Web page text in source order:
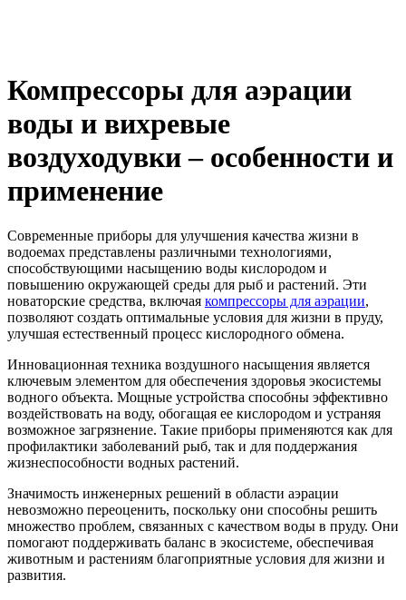
Компрессоры для аэрации
воды и вихревые
воздуходувки – особенности и
применение
Современные приборы для улучшения качества жизни в
водоемах представлены различными технологиями,
способствующими насыщению воды кислородом и
повышению окружающей среды для рыб и растений. Эти
новаторские средства, включая компрессоры для аэрации,
позволяют создать оптимальные условия для жизни в пруду,
улучшая естественный процесс кислородного обмена.
Инновационная техника воздушного насыщения является
ключевым элементом для обеспечения здоровья экосистемы
водного объекта. Мощные устройства способны эффективно
воздействовать на воду, обогащая ее кислородом и устраняя
возможное загрязнение. Такие приборы применяются как для
профилактики заболеваний рыб, так и для поддержания
жизнеспособности водных растений.
Значимость инженерных решений в области аэрации
невозможно переоценить, поскольку они способны решить
множество проблем, связанных с качеством воды в пруду. Они
помогают поддерживать баланс в экосистеме, обеспечивая
животным и растениям благоприятные условия для жизни и
развития.